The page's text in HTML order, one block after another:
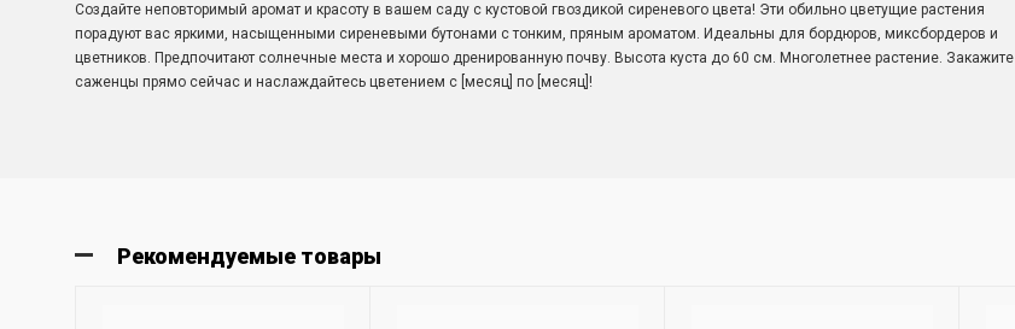
Создайте неповторимый аромат и красоту в вашем саду с кустовой гвоздикой сиреневого цвета! Эти обильно цветущие растения
порадуют вас яркими, насыщенными сиреневыми бутонами с тонким, пряным ароматом. Идеальны для бордюров, миксбордеров и
цветников. Предпочитают солнечные места и хорошо дренированную почву. Высота куста до 60 см. Многолетнее растение. Закажите
саженцы прямо сейчас и наслаждайтесь цветением с [месяц] по [месяц]!
Рекомендуемые товары